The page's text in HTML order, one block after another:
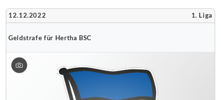
12.12.2022 1. Liga
Geldstrafe für Hertha BSC